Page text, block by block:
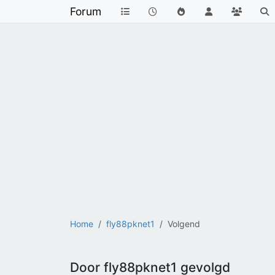
Forum
Home fly88pknet1 Volgend
Door fly88pknet1 gevolgd